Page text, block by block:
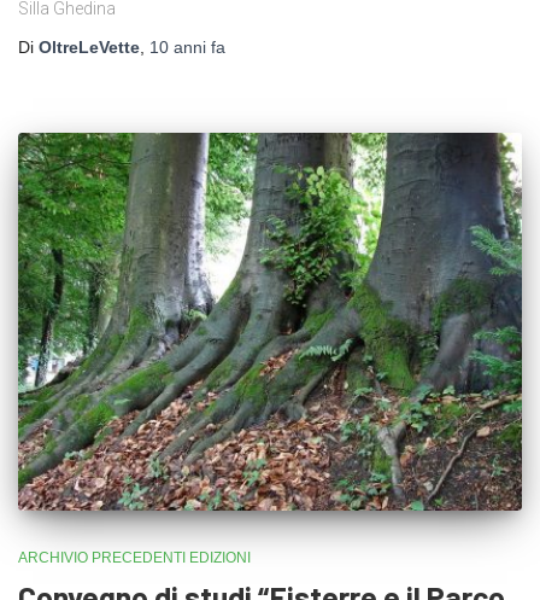
Silla Ghedina
Di OltreLeVette 10 anni fa
ARCHIVIO PRECEDENTI EDIZIONI